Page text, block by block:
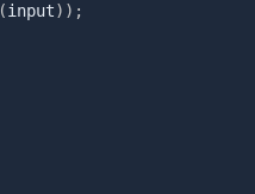
(input) ) ;